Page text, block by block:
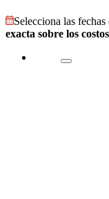
Selecciona las
exacta sobre los